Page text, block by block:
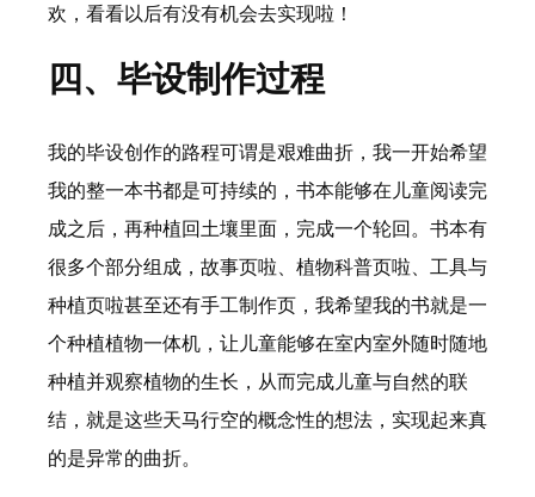
欢，看看以后有没有机会去实现啦！
四、毕设制作过程
我的毕设创作的路程可谓是艰难曲折，我一开始希望
我的整一本书都是可持续的，书本能够在儿童阅读完
成之后，再种植回土壤里面，完成一个轮回。书本有
很多个部分组成，故事页啦、植物科普页啦、工具与
种植页啦甚至还有手工制作页，我希望我的书就是一
个种植植物一体机，让儿童能够在室内室外随时随地
种植并观察植物的生长，从而完成儿童与自然的联
结，就是这些天马行空的概念性的想法，实现起来真
的是异常的曲折。